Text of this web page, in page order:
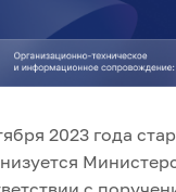
2023 года